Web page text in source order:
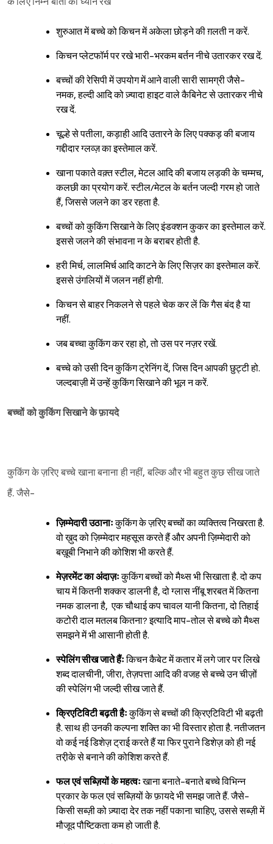
Sign in
शुरुआत में बच्चे को किचन में अकेला छोड़ने की ग़लती न करें.
किचन प्लेटफॉर्म पर रखे भारी-भरकम बर्तन नीचे उतारकर रख दें.
बच्चों की रेसिपी में उपयोग में आने वाली सारी सामग्री जैसे-
नमक, हल्दी आदि को ज़्यादा हाइट वाले कैबिनेट से उतारकर नीचे
रख दें.
चूल्हे से पतीला, कड़ाही आदि उतारने के लिए पक्कड़ की बजाय
गद्दीदार ग्लव्ज़ का इस्तेमाल करें.
खाना पकाते वक़्त स्टील, मेटल आदि की बजाय लड़की के चम्मच,
कलछी का प्रयोग करें. स्टील/मेटल के बर्तन जल्दी गरम हो जाते
हैं, जिससे जलने का डर रहता है.
बच्चों को कुकिंग सिखाने के लिए इंडक्शन कुकर का इस्तेमाल करें.
इससे जलने की संभावना न के बराबर होती है.
हरी मिर्च, लालमिर्च आदि काटने के लिए सिज़र का इस्तेमाल करें.
इससे उंगलियों में जलन नहीं होगी.
किचन से बाहर निकलने से पहले चेक कर लें कि गैस बंद है या
नहीं.
जब बच्चा कुकिंग कर रहा हो, तो उस पर नज़र रखें.
बच्चे को उसी दिन कुकिंग ट्रेनिंग दें, जिस दिन आपकी छुट्टी हो.
जल्दबाज़ी में उन्हें कुकिंग सिखाने की भूल न करें.
बच्चों को कुकिंग सिखाने के फ़ायदे
कुकिंग के ज़रिए बच्चे खाना बनाना ही नहीं, बल्कि और भी बहुत कुछ सीख जाते
हैं. जैसे-
ज़िम्मेदारी उठानाःकुकिंग के ज़रिए बच्चों का व्यक्तित्व निखरता है.
वो ख़ुद को ज़िम्मेदार महसूस करते हैं और अपनी ज़िम्मेदारी को
बख़ूबी निभाने की कोशिश भी करते हैं.
मेज़रमेंट का अंदाज़ःकुकिंग बच्चों को मैथ्स भी सिखाता है. दो कप
चाय में कितनी शक्कर डालनी है, दो ग्लास नींबू शरबत में कितना
नमक डालना है, एक चौथाई कप चावल यानी कितना, दो तिहाई
कटोरी दाल मतलब कितना? इत्यादि माप-तोल से बच्चे को मैथ्स
समझने में भी आसानी होती है.
स्पेलिंग सीख जाते हैंःकिचन कैबेट में कतार में लगे जार पर लिखे
शब्द दालचीनी, जीरा, तेज़पत्ता आदि की वजह से बच्चे उन चीज़ों
की स्पेलिंग भी जल्दी सीख जाते हैं.
क्रिएटिविटी बढ़ती हैःकुकिंग से बच्चों की क्रिएटिविटी भी बढ़ती
है. साथ ही उनकी कल्पना शक्ति का भी विस्तार होता है. नतीजतन
वो कई नई डिशेज़ ट्राई करते हैं या फिर पुराने डिशेज़ को ही नई
तरी़के से बनाने की कोशिश करते हैं.
फल एवं सब्ज़ियों के महत्वःखाना बनाते-बनाते बच्चे विभिन्न
प्रकार के फल एवं सब्ज़ियों के फ़ायदे भी समझ जाते हैं. जैसे-
किसी सब्ज़ी को ज़्यादा देर तक नहीं पकाना चाहिए, उससे सब्ज़ी में
मौजूद पौष्टिकता कम हो जाती है.